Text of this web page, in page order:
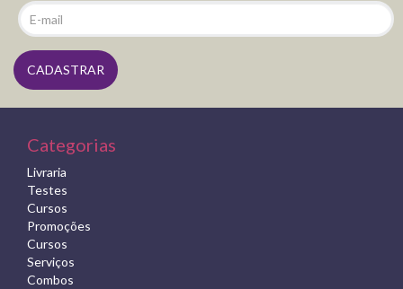
Categorias
Livraria
Testes
Cursos
Promoções
Cursos
Serviços
Combos